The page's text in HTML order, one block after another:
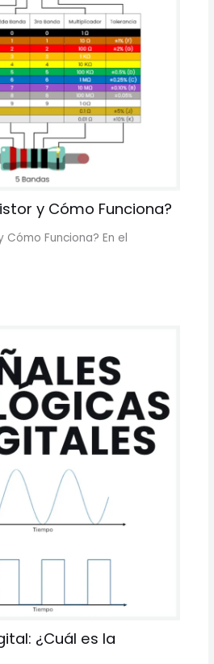
y Cómo Funciona?
Cómo Funciona? En el
¿Cuál es la